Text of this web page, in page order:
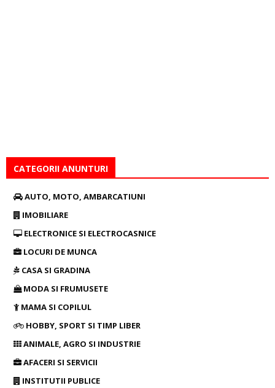
CATEGORII ANUNTURI
AUTO, MOTO, AMBARCATIUNI
IMOBILIARE
ELECTRONICE SI ELECTROCASNICE
LOCURI DE MUNCA
CASA SI GRADINA
MODA SI FRUMUSETE
MAMA SI COPILUL
HOBBY, SPORT SI TIMP LIBER
ANIMALE, AGRO SI INDUSTRIE
AFACERI SI SERVICII
INSTITUTII PUBLICE